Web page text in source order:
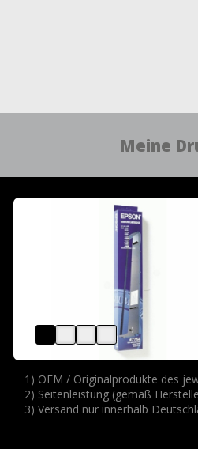
Meine
1) OEM / Originalprodukte des
2) Seitenleistung (gemäß
3) Versand nur innerhalb